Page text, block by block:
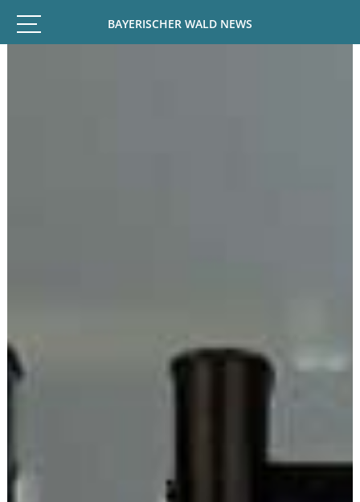
BAYERISCHER WALD NEWS